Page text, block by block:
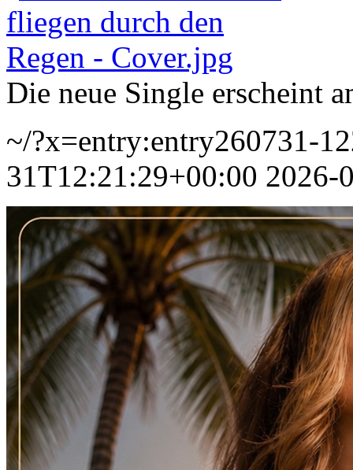
Die neue Single erscheint
~/?x=entry:entry260731-
31T12:21:29+00:00 2026-